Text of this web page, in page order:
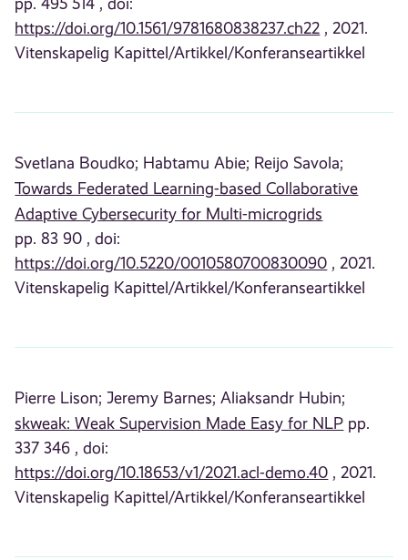
pp. 495 514 , doi:
https://doi.org/10.1561/9781680838237.ch22 , 2021.
Vitenskapelig Kapittel/Artikkel/Konferanseartikkel
Svetlana Boudko; Habtamu Abie; Reijo Savola;
Towards Federated Learning-based Collaborative
Adaptive Cybersecurity for Multi-microgrids
pp. 83 90 , doi:
https://doi.org/10.5220/0010580700830090 , 2021.
Vitenskapelig Kapittel/Artikkel/Konferanseartikkel
Pierre Lison; Jeremy Barnes; Aliaksandr Hubin;
skweak: Weak Supervision Made Easy for NLP pp.
337 346 , doi:
https://doi.org/10.18653/v1/2021.acl-demo.40 , 2021.
Vitenskapelig Kapittel/Artikkel/Konferanseartikkel